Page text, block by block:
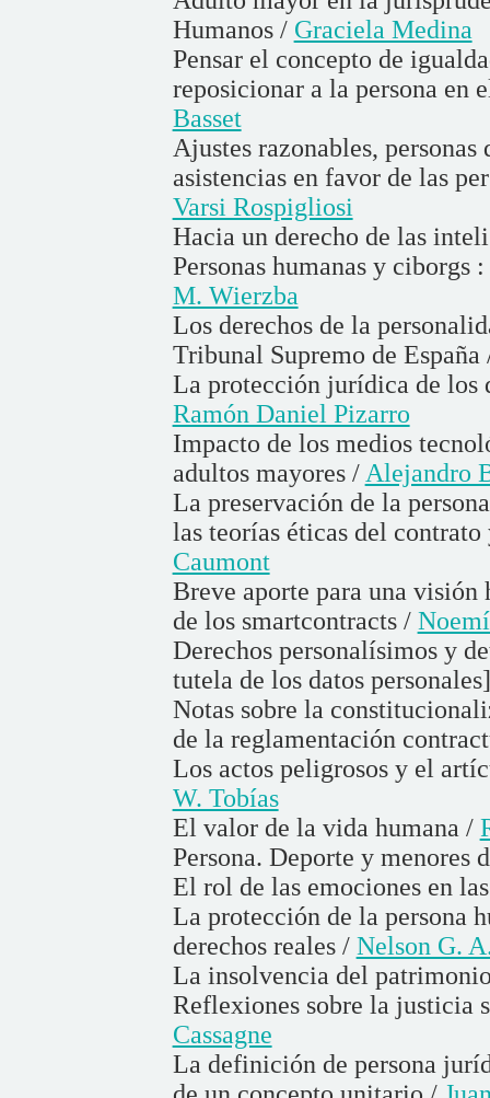
Humanos / Graciela Medina
Pensar el concepto de
reposicionar a la persona en
Basset
Ajustes razonables,
asistencias en favor de las
Varsi Rospigliosi
Hacia un derecho de las
Personas humanas y
M. Wierzba
Los derechos de la
Tribunal Supremo de
La protección jurídica de los
Ramón Daniel Pizarro
Impacto de los medios
adultos mayores /Alejandro
La preservación de la
las teorías éticas del
Caumont
Breve aporte para una visión
de los smartcontracts /
Derechos personalísimos y
tutela de los datos
Notas sobre la
de la reglamentación
Los actos peligrosos y el
W. Tobías
El valor de la vida humana /
Persona. Deporte y menores
El rol de las emociones en
La protección de la persona
derechos reales / Nelson G.
La insolvencia del
Reflexiones sobre la justicia
Cassagne
La definición de persona